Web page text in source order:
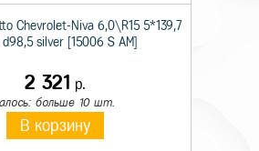
Chevrolet-Niva 6,0\R15 5*139,7
d98,5 silver [15006 S AM]
2 321 р.
больше 10 шт.
В корзину